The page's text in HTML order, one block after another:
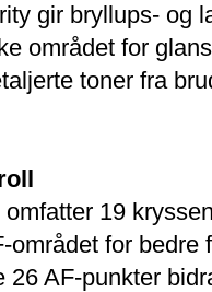
gir bryllups- og
området for
toner fra
19
området for
26 AF-punkter